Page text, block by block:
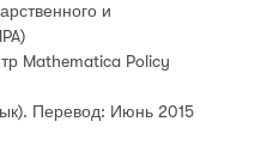
и
Mathematica Policy
Перевод: Июнь 2015